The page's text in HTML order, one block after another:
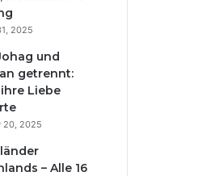
2025
und
getrennt:
Liebe
20, 2025
– Alle 16